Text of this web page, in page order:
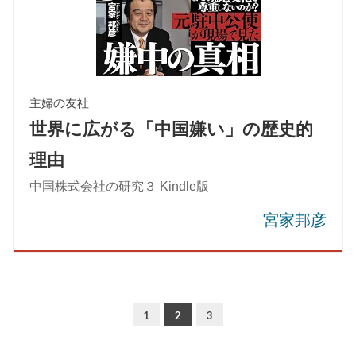
主婦の友社
世界に広がる「中国嫌い」の歴史的
理由
中国株式会社の研究３ Kindle版
宮家邦彦
1 2 3